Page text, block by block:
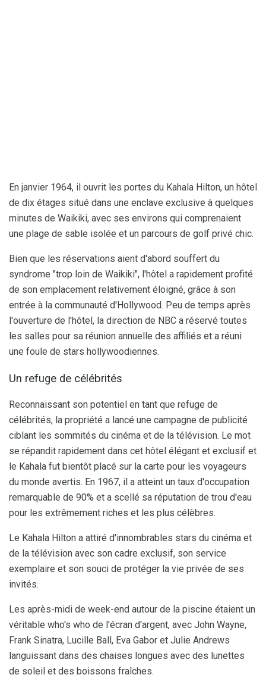
En janvier 1964, il ouvrit les portes du Kahala Hilton, un hôtel
de dix étages situé dans une enclave exclusive à quelques
minutes de Waikiki, avec ses environs qui comprenaient
une plage de sable isolée et un parcours de golf privé chic.
Bien que les réservations aient d'abord souffert du
syndrome "trop ​​loin de Waikiki", l'hôtel a rapidement profité
de son emplacement relativement éloigné, grâce à son
entrée à la communauté d'Hollywood. Peu de temps après
l'ouverture de l'hôtel, la direction de NBC a réservé toutes
les salles pour sa réunion annuelle des affiliés et a réuni
une foule de stars hollywoodiennes.
Un refuge de célébrités
Reconnaissant son potentiel en tant que refuge de
célébrités, la propriété a lancé une campagne de publicité
ciblant les sommités du cinéma et de la télévision. Le mot
se répandit rapidement dans cet hôtel élégant et exclusif et
le Kahala fut bientôt placé sur la carte pour les voyageurs
du monde avertis. En 1967, il a atteint un taux d'occupation
remarquable de 90% et a scellé sa réputation de trou d'eau
pour les extrêmement riches et les plus célèbres.
Le Kahala Hilton a attiré d'innombrables stars du cinéma et
de la télévision avec son cadre exclusif, son service
exemplaire et son souci de protéger la vie privée de ses
invités.
Les après-midi de week-end autour de la piscine étaient un
véritable who's who de l'écran d'argent, avec John Wayne,
Frank Sinatra, Lucille Ball, Eva Gabor et Julie Andrews
languissant dans des chaises longues avec des lunettes
de soleil et des boissons fraîches.